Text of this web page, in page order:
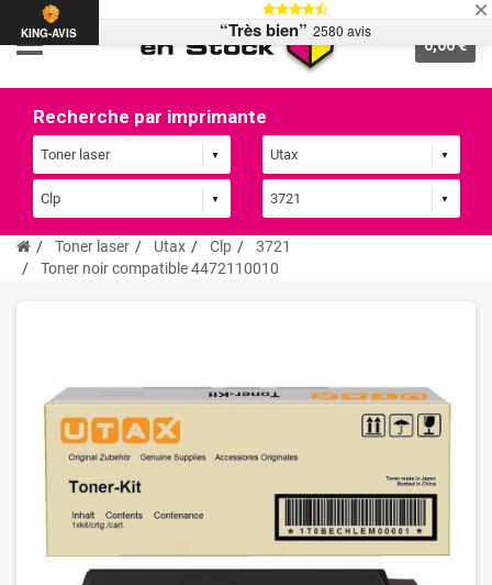
0,00 €
Recherche par imprimante
Toner laser Utax Clp
3721
Toner noir compatible 4472110010
KING-AVIS “Très bien” 2580 avis